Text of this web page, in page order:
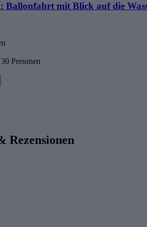
Ballonfahrt mit Blick auf die
Personen
Rezensionen